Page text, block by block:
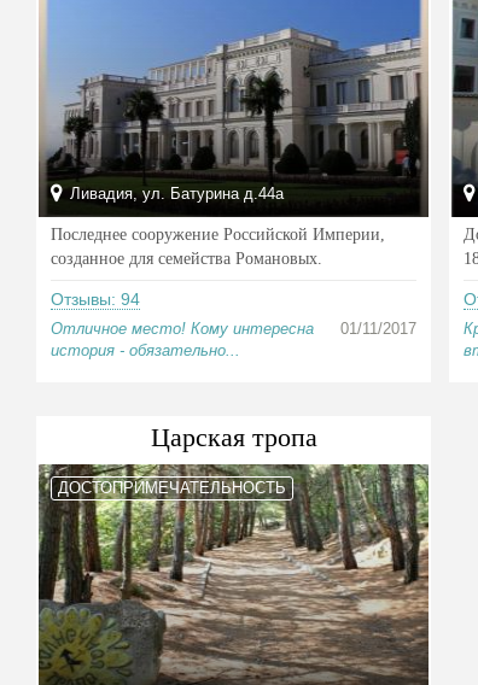
Ливадия, ул. Батурина д.44а
Последнее сооружение Российской Империи,
созданное для семейства Романовых.
Отзывы: 94
Отличное место! Кому интересна
история - обязательно...
01/11/2017
Царская тропа
ДОСТОПРИМЕЧАТЕЛЬНОСТЬ